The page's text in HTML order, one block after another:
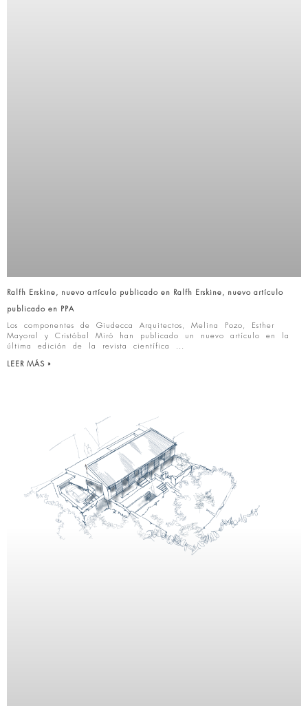
Ralfh Erskine, nuevo artículo publicado en Ralfh Erskine, nuevo artículo
publicado en PPA
Los componentes de Giudecca Arquitectos, Melina Pozo, Esther
Mayoral y Cristóbal Miró han publicado un nuevo artículo en la
última edición de la revista científica
LEER MÁS »